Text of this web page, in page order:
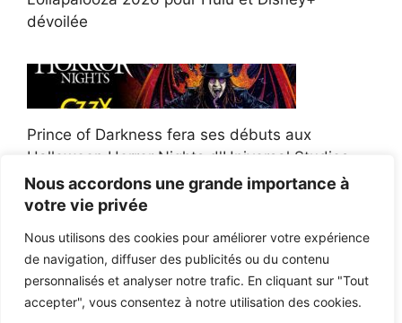
Nous accordons une grande importance à
votre vie privée
Nous utilisons des cookies pour améliorer votre expérience
de navigation, diffuser des publicités ou du contenu
personnalisés et analyser notre trafic. En cliquant sur "Tout
accepter", vous consentez à notre utilisation des cookies.
dévoilée
Prince of Darkness fera ses débuts aux
Halloween Horror Nights d'Universal Studios
Afroman poursuit un policier de l'Ohio après la
victoire du jury en diffamation